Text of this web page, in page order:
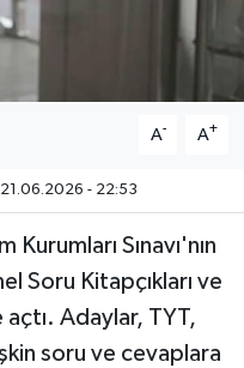
A- A+
21.06.2026 - 22:53
Sınavı'nın
Soru Kitapçıkları ve
açtı. Adaylar, TYT,
soru ve cevaplara